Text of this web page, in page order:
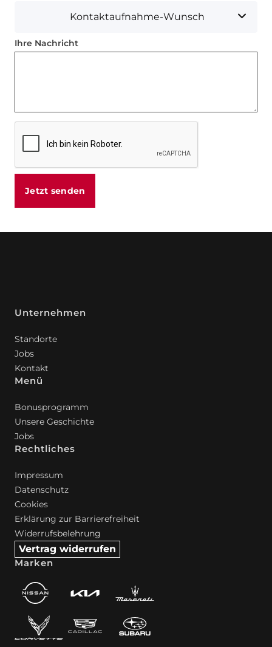
Kontaktaufnahme-Wunsch
Ihre Nachricht
Jetzt senden
Unternehmen
Standorte
Jobs
Kontakt
Menü
Bonusprogramm
Unsere Geschichte
Jobs
Rechtliches
Impressum
Datenschutz
Cookies
Erklärung zur Barrierefreiheit
Widerrufsbelehrung
Vertrag widerrufen
Marken